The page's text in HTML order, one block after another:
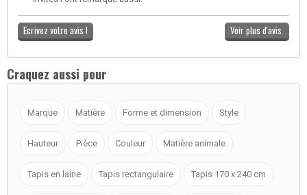
Ecrivez votre avis ! Voir plus d'avis
Craquez aussi pour
Marque Matière Forme et dimension Style
Hauteur Pièce Couleur Matière animale
Tapis en laine Tapis rectangulaire Tapis 170 x 240 cm